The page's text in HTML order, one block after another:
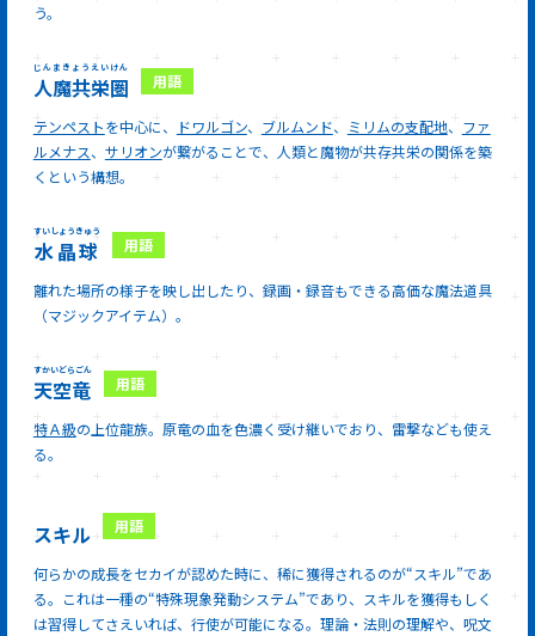
う。
人魔共栄圏
じんまきょうえいけん
テンペストを中心に、 ドワルゴン、 ブルムンド、 ミリムの支配地、 ファ
ルメナス、 サリオンが繋がることで、人類と魔物が共存共栄の関係を築
くという構想。
水晶球
すいしょうきゅう
離れた場所の様子を映し出したり、録画・録音もできる高価な魔法道具
（マジックアイテム）。
天空竜
すかいどらごん
特Ａ級の上位龍族。原竜の血を色濃く受け継いでおり、雷撃なども使え
る。
スキル
何らかの成長をセカイが認めた時に、稀に獲得されるのが“スキル”であ
る。これは一種の“特殊現象発動システム”であり、スキルを獲得もしく
は習得してさえいれば、行使が可能になる。理論・法則の理解や、呪文